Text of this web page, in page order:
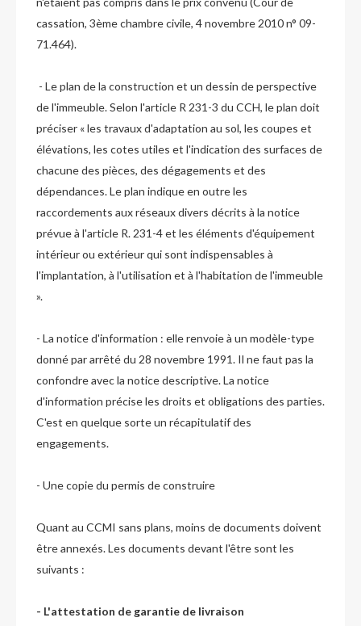
cassation, 3ème chambre civile, 4 novembre 2010 n° 09-
71.464).
- Le plan de la construction et un dessin de perspective
de l'immeuble. Selon l'article R 231-3 du CCH, le plan doit
préciser « les travaux d'adaptation au sol, les coupes et
élévations, les cotes utiles et l'indication des surfaces de
chacune des pièces, des dégagements et des
dépendances. Le plan indique en outre les
raccordements aux réseaux divers décrits à la notice
prévue à l'article R. 231-4 et les éléments d'équipement
intérieur ou extérieur qui sont indispensables à
l'implantation, à l'utilisation et à l'habitation de l'immeuble
».
- La notice d'information : elle renvoie à un modèle-type
donné par arrêté du 28 novembre 1991. Il ne faut pas la
confondre avec la notice descriptive. La notice
d'information précise les droits et obligations des parties.
C'est en quelque sorte un récapitulatif des
engagements.
- Une copie du permis de construire
Quant au CCMI sans plans, moins de documents doivent
être annexés. Les documents devant l'être sont les
suivants :
- L'attestation de garantie de livraison